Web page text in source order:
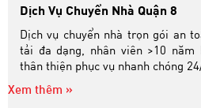
Dịch Vụ Chuyển Nhà Quận 8
Dịch vụ chuyển nhà trọn gói an
tải đa dạng, nhân viên >10 năm
thân thiện phục vụ nhanh chóng 24/
Xem thêm »